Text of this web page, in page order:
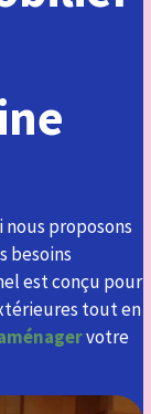
nous proposons
besoins
est conçu pour
tout en
votre